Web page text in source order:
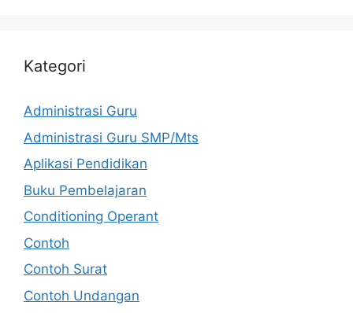
Kategori
Administrasi Guru
Administrasi Guru SMP/Mts
Aplikasi Pendidikan
Buku Pembelajaran
Conditioning Operant
Contoh
Contoh Surat
Contoh Undangan